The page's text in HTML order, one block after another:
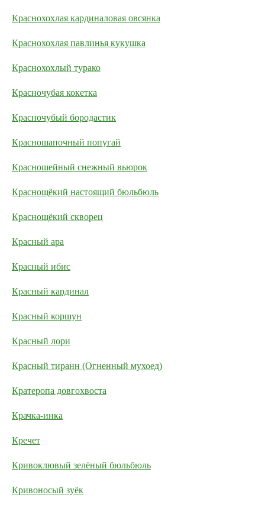
Краснохохлая кардиналовая овсянка
Краснохохлая павлинья кукушка
Краснохохлый турако
Красночубая кокетка
Красночубый бородастик
Красношапочный попугай
Красношейный снежный вьюрок
Краснощёкий настоящий бюльбюль
Краснощёкий скворец
Красный ара
Красный ибис
Красный кардинал
Красный коршун
Красный лори
Красный тиранн (Огненный мухоед)
Кратеропа довгохвоста
Крачка-инка
Кречет
Кривоклювый зелёный бюльбюль
Кривоносый зуёк